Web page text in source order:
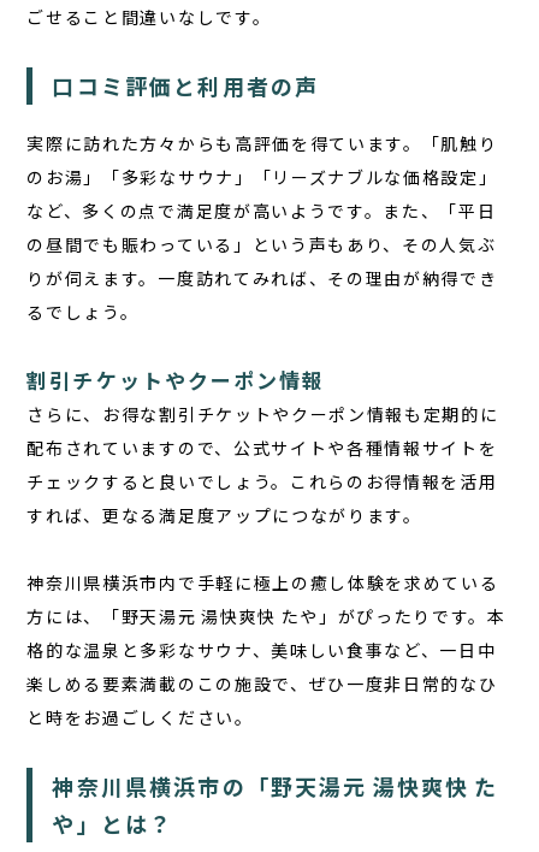
ごせること間違いなしです。
口コミ評価と利用者の声
実際に訪れた方々からも高評価を得ています。「肌触り
のお湯」「多彩なサウナ」「リーズナブルな価格設定」
など、多くの点で満足度が高いようです。また、「平日
の昼間でも賑わっている」という声もあり、その人気ぶ
りが伺えます。一度訪れてみれば、その理由が納得でき
るでしょう。
割引チケットやクーポン情報
さらに、お得な割引チケットやクーポン情報も定期的に
配布されていますので、公式サイトや各種情報サイトを
チェックすると良いでしょう。これらのお得情報を活用
すれば、更なる満足度アップにつながります。
神奈川県横浜市内で手軽に極上の癒し体験を求めている
方には、「野天湯元 湯快爽快 たや」がぴったりです。本
格的な温泉と多彩なサウナ、美味しい食事など、一日中
楽しめる要素満載のこの施設で、ぜひ一度非日常的なひ
と時をお過ごしください。
神奈川県横浜市の「野天湯元 湯快爽快 た
や」とは？